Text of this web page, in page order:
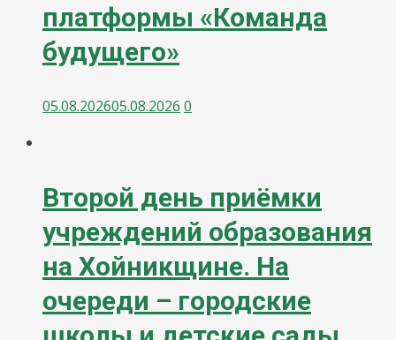
платформы «Команда
будущего»
05.08.202605.08.2026 0
Второй день приёмки
учреждений образования
на Хойникщине. На
очереди – городские